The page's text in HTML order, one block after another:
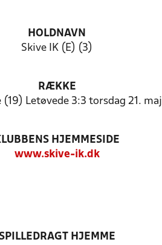
HOLDNAVN
Skive IK (E) (3)
RÆKKE
(19) Letøvede 3:3 torsdag 21. maj
HJEMMESIDE
www.skive-ik.dk
SPILLEDRAGT HJEMME